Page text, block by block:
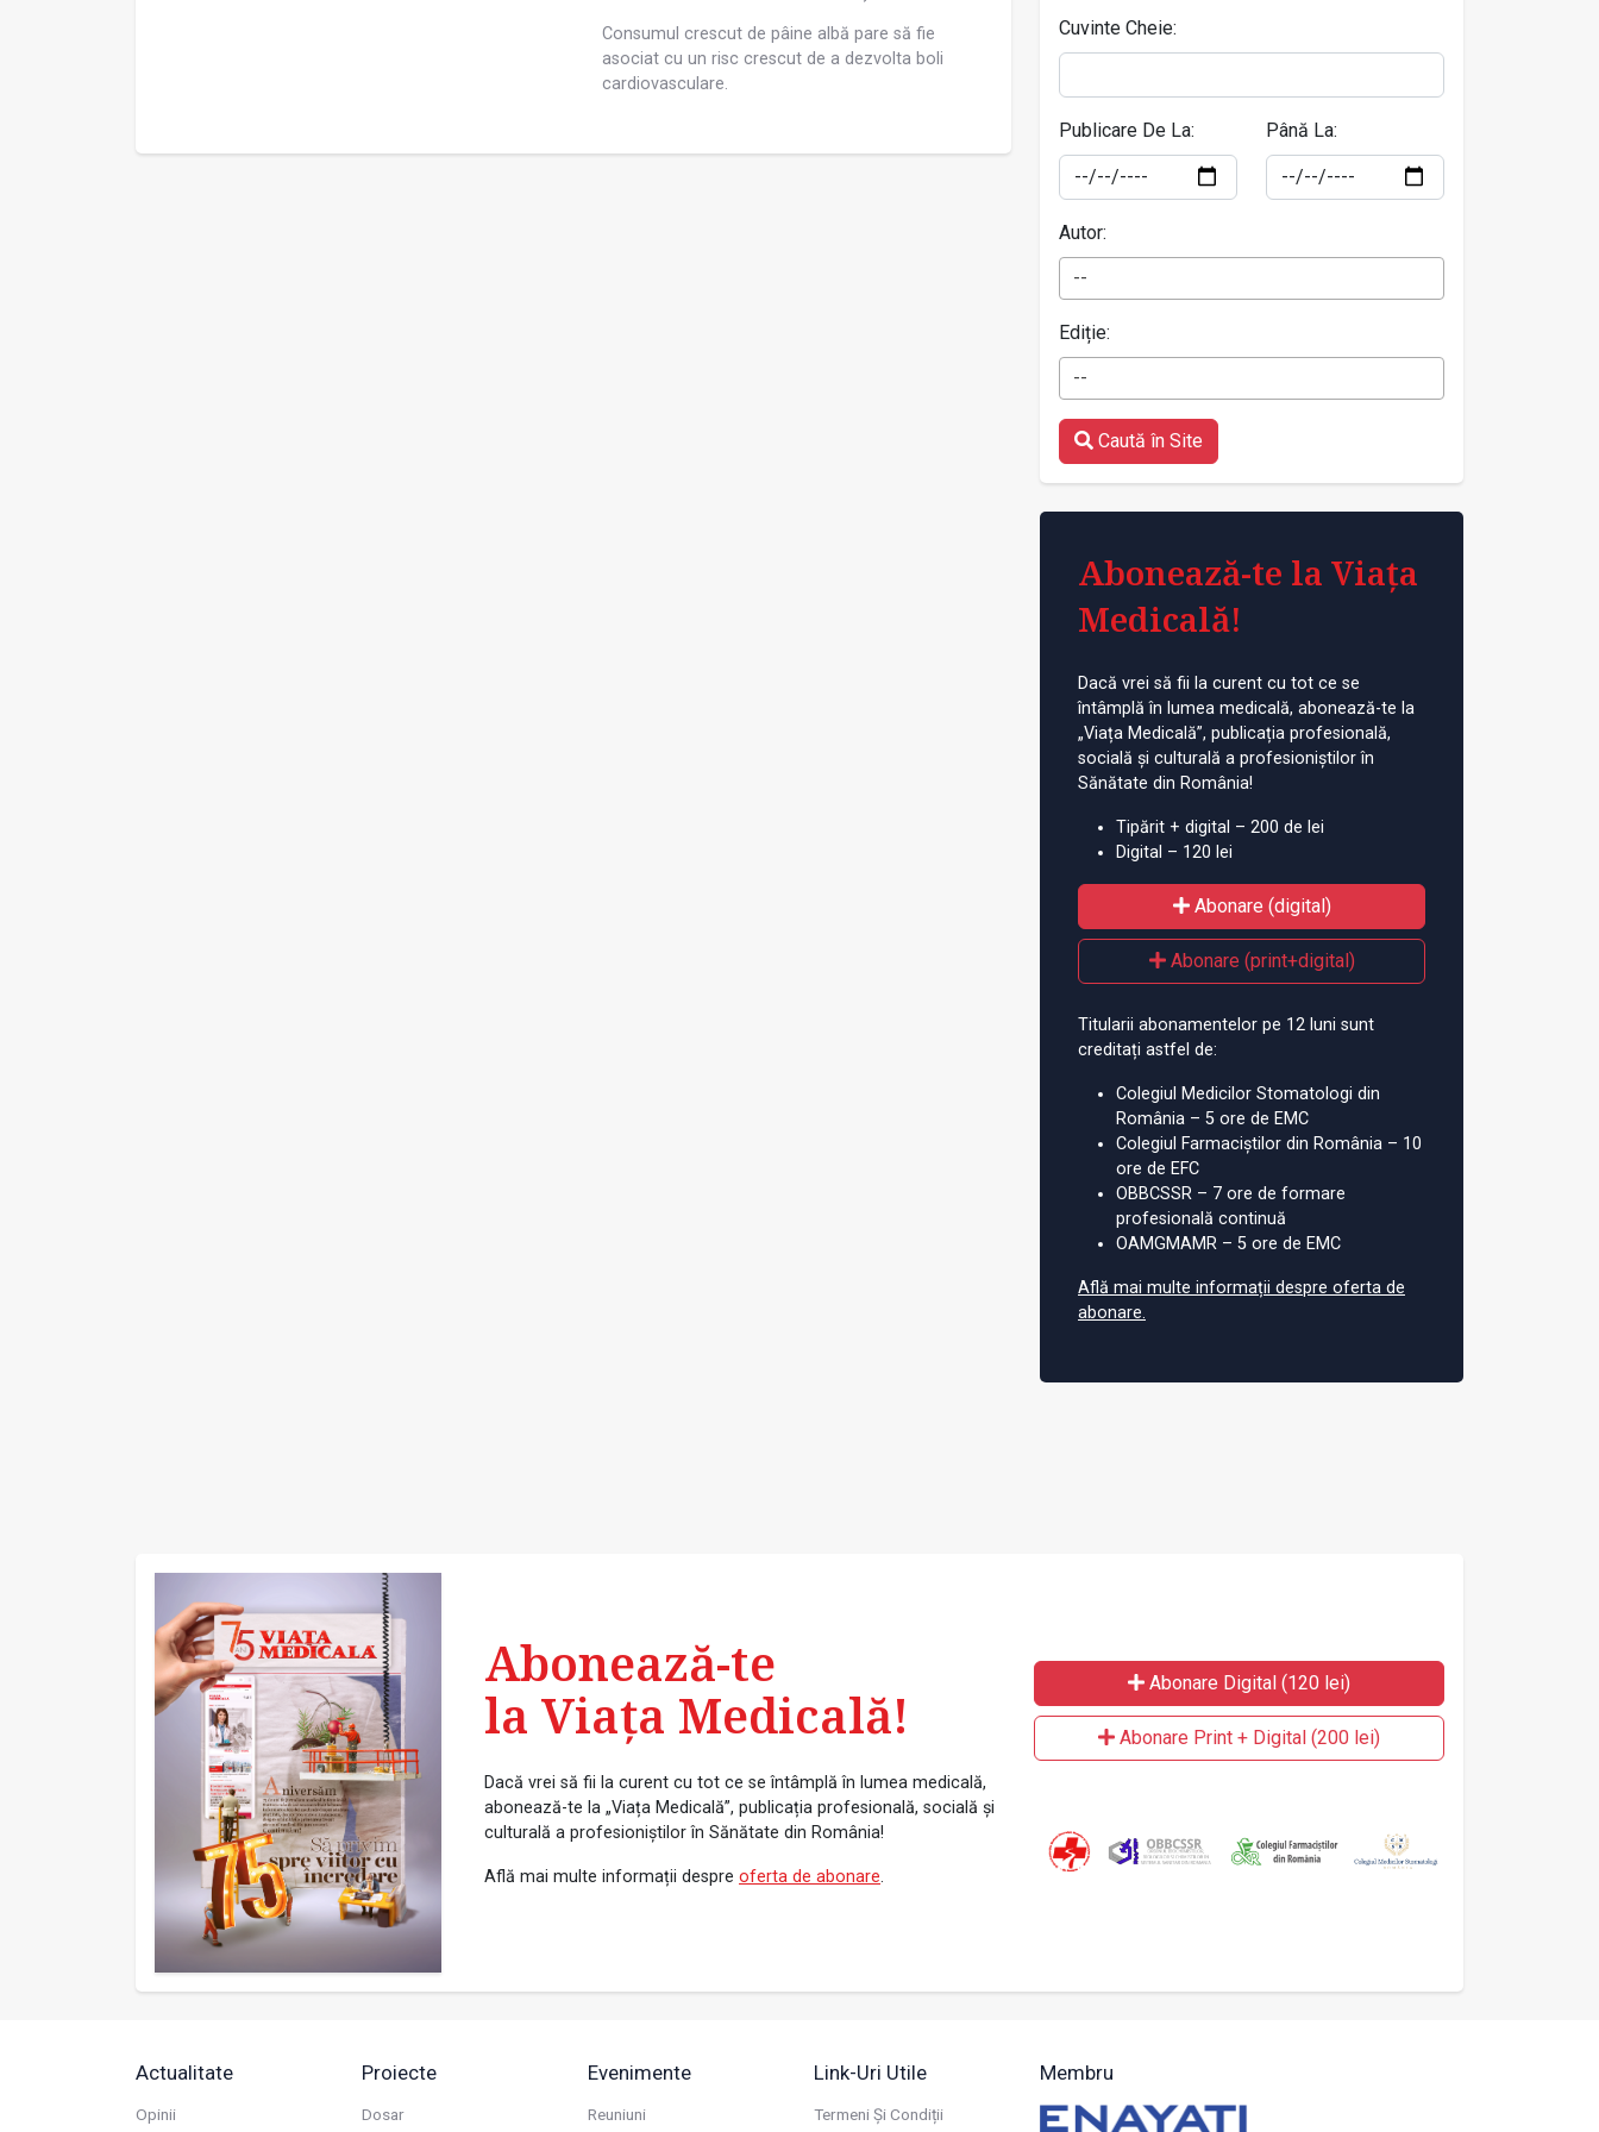
Consumul crescut de pâine albă pare să fie
asociat cu un risc crescut de a dezvolta boli
cardiovasculare.
Cuvinte Cheie:
Publicare De La: Până La:
Autor:
--
Ediție:
--
Caută în Site
Abonează-te la Viața
Medicală!
Dacă vrei să fii la curent cu tot ce se
întâmplă în lumea medicală, abonează-te la
„Viața Medicală”, publicația profesională,
socială și culturală a profesioniștilor în
Sănătate din România!
Tipărit + digital – 200 de lei
Digital – 120 lei
Abonare (digital)
Abonare (print+digital)
Titularii abonamentelor pe 12 luni sunt
creditați astfel de:
Colegiul Medicilor Stomatologi din
România – 5 ore de EMC
Colegiul Farmaciștilor din România – 10
ore de EFC
OBBCSSR – 7 ore de formare
profesională continuă
OAMGMAMR – 5 ore de EMC
Află mai multe informații despre oferta de
abonare.
Abonează-te
la Viața Medicală!
Dacă vrei să fii la curent cu tot ce se întâmplă în lumea medicală,
abonează-te la „Viața Medicală”, publicația profesională, socială și
culturală a profesioniștilor în Sănătate din România!
Află mai multe informații despre oferta de abonare.
Abonare Digital (120 lei)
Abonare Print + Digital (200 lei)
Actualitate
Opinii
Proiecte
Dosar
Evenimente
Reuniuni
Link-Uri Utile
Termeni Și Condiții
Membru